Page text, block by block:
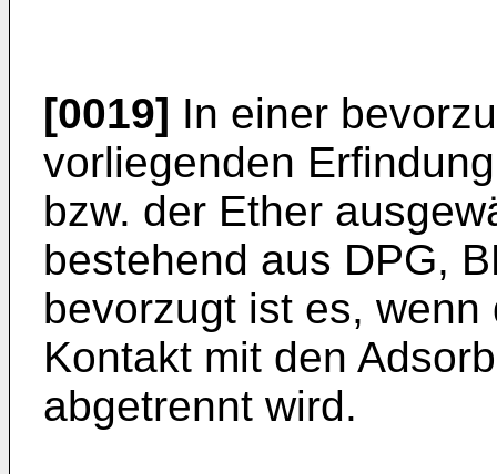
[0019] In einer
vorliegenden
bzw. der Ether
bestehend aus DPG,
bevorzugt ist es,
Kontakt mit den
abgetrennt wird.